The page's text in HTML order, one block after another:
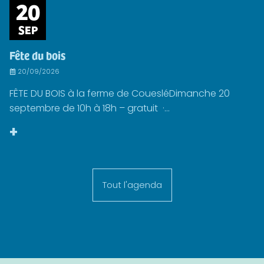
20
SEP
Fête du bois
20/09/2026
FÊTE DU BOIS à la ferme de CouesléDimanche 20
septembre de 10h à 18h – gratuit ·...
+
Tout l'agenda